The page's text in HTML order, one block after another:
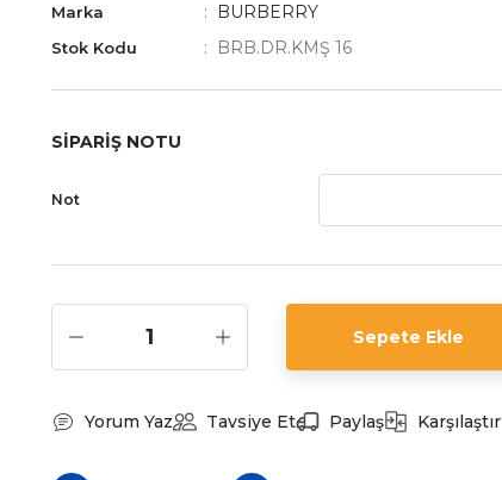
Marka BURBERRY
Stok Kodu BRB.DR.KMŞ 16
SİPARİŞ NOTU
Not
Sepete Ekle
Yorum Yaz Tavsiye Et Paylaş Karşılaştır